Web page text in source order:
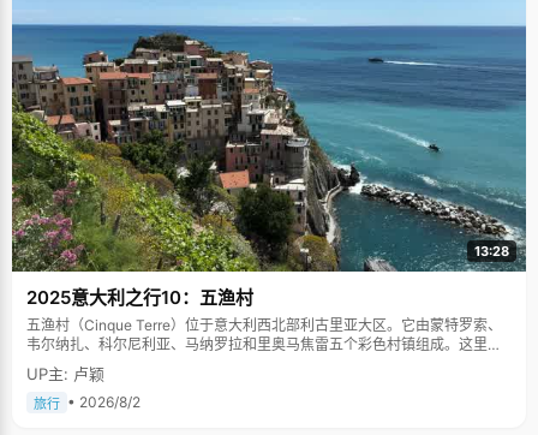
13:28
2025意大利之行10：五渔村
五渔村（Cinque Terre）位于意大利西北部利古里亚大区。它由蒙特罗索、
韦尔纳扎、科尔尼利亚、马纳罗拉和里奥马焦雷五个彩色村镇组成。这里依
山傍海，房屋色彩斑斓，1997年被列为世界文化遗产。
UP主: 卢颖
旅行 • 2026/8/2